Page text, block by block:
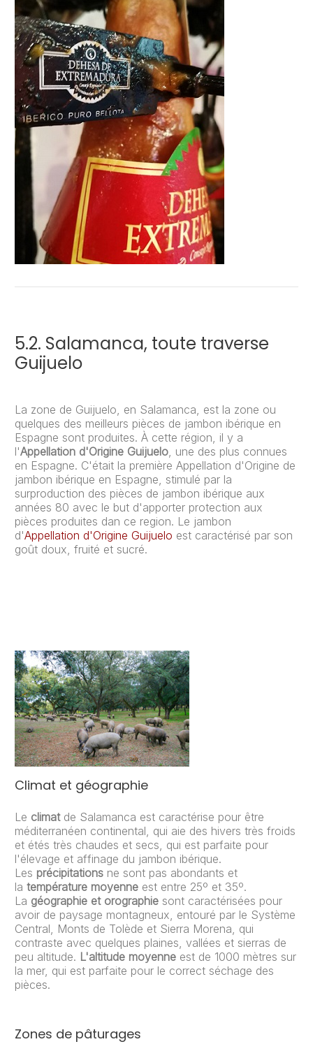
5.2. Salamanca, toute traverse
Guijuelo
La zone de Guijuelo, en Salamanca, est la zone ou
quelques des meilleurs pièces de jambon ibérique en
Espagne sont produites. À cette région, il y a
l'Appellation d'Origine Guijuelo, une des plus connues
en Espagne. C'était la première Appellation d'Origine de
jambon ibérique en Espagne, stimulé par la
surproduction des pièces de jambon ibérique aux
années 80 avec le but d'apporter protection aux
pièces produites dan ce region. Le jambon
d'Appellation d'Origine Guijuelo est caractérisé par son
goût doux, fruité et sucré.
Climat et géographie
Le climatde Salamanca est caractérise pour être
méditerranéen continental, qui aie des hivers très froids
et étés très chaudes et secs, qui est parfaite pour
l'élevage et affinage du jambon ibérique.
Les précipitations ne sont pas abondants et
la température moyenne est entre 25º et 35º.
La géographie et orographie sont caractérisées pour
avoir de paysage montagneux, entouré par le Système
Central, Monts de Tolède et Sierra Morena, qui
contraste avec quelques plaines, vallées et sierras de
peu altitude. L'altitude moyenne est de 1000 mètres sur
la mer, qui est parfaite pour le correct séchage des
pièces.
Zones de pâturages